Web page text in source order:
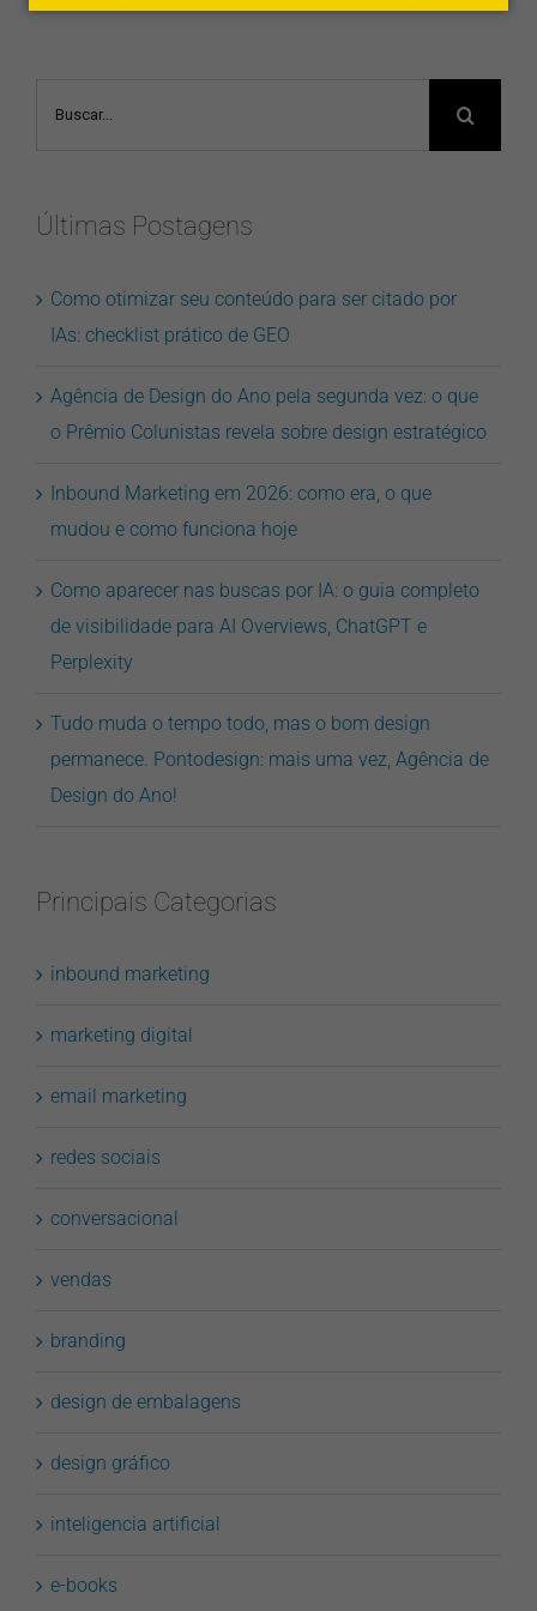
Últimas Postagens
Como otimizar seu conteúdo para ser citado por
IAs: checklist prático de GEO
Agência de Design do Ano pela segunda vez: o que
o Prêmio Colunistas revela sobre design estratégico
Inbound Marketing em 2026: como era, o que
mudou e como funciona hoje
Como aparecer nas buscas por IA: o guia completo
de visibilidade para AI Overviews, ChatGPT e
Perplexity
Tudo muda o tempo todo, mas o bom design
permanece. Pontodesign: mais uma vez, Agência de
Design do Ano!
Principais Categorias
inbound marketing
marketing digital
email marketing
redes sociais
conversacional
vendas
branding
design de embalagens
design gráfico
inteligencia artificial
e-books